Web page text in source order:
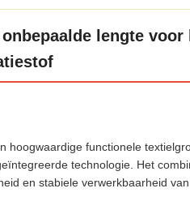
lengte voor
hoogwaardige functionele
technologie. Het
en stabiele verwerkbaarheid